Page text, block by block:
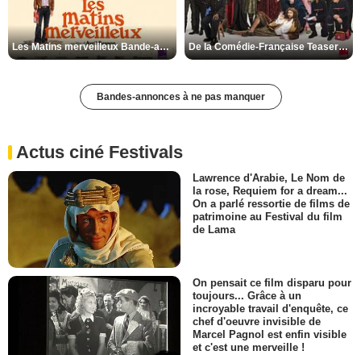
Les Matins merveilleux Bande-annonce VF De la Comédie-Française Teaser VF
Bandes-annonces à ne pas manquer
Actus ciné Festivals
Lawrence d'Arabie, Le Nom de
la rose, Requiem for a dream...
On a parlé ressortie de films de
patrimoine au Festival du film
de Lama
On pensait ce film disparu pour
toujours... Grâce à un
incroyable travail d'enquête, ce
chef d'oeuvre invisible de
Marcel Pagnol est enfin visible
et c'est une merveille !